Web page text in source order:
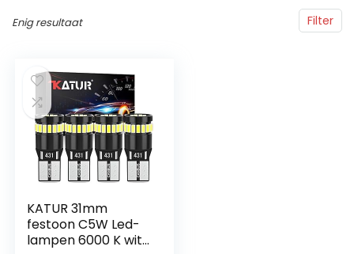
Filter
Enig resultaat
KATUR 31mm
festoon C5W Led-
lampen 6000 K wit